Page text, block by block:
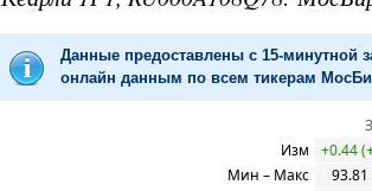
Данные предоставлены с 15-минутной
онлайн данным по всем тикерам
Изм
+0.44
Мин – Макс
93.81